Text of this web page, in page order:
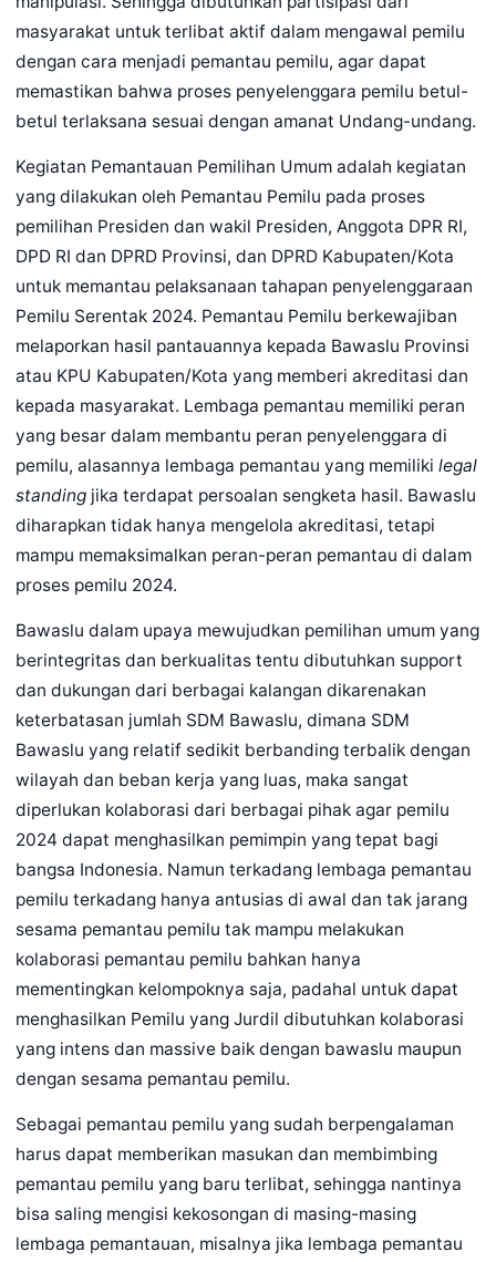
masyarakat untuk terlibat aktif dalam mengawal pemilu
dengan cara menjadi pemantau pemilu, agar dapat
memastikan bahwa proses penyelenggara pemilu betul-
betul terlaksana sesuai dengan amanat Undang-undang.
Kegiatan Pemantauan Pemilihan Umum adalah kegiatan
yang dilakukan oleh Pemantau Pemilu pada proses
pemilihan Presiden dan wakil Presiden, Anggota DPR RI,
DPD RI dan DPRD Provinsi, dan DPRD Kabupaten/Kota
untuk memantau pelaksanaan tahapan penyelenggaraan
Pemilu Serentak 2024. Pemantau Pemilu berkewajiban
melaporkan hasil pantauannya kepada Bawaslu Provinsi
atau KPU Kabupaten/Kota yang memberi akreditasi dan
kepada masyarakat. Lembaga pemantau memiliki peran
yang besar dalam membantu peran penyelenggara di
pemilu, alasannya lembaga pemantau yang memiliki legal
standing jika terdapat persoalan sengketa hasil. Bawaslu
diharapkan tidak hanya mengelola akreditasi, tetapi
mampu memaksimalkan peran-peran pemantau di dalam
proses pemilu 2024.
Bawaslu dalam upaya mewujudkan pemilihan umum yang
berintegritas dan berkualitas tentu dibutuhkan support
dan dukungan dari berbagai kalangan dikarenakan
keterbatasan jumlah SDM Bawaslu, dimana SDM
Bawaslu yang relatif sedikit berbanding terbalik dengan
wilayah dan beban kerja yang luas, maka sangat
diperlukan kolaborasi dari berbagai pihak agar pemilu
2024 dapat menghasilkan pemimpin yang tepat bagi
bangsa Indonesia. Namun terkadang lembaga pemantau
pemilu terkadang hanya antusias di awal dan tak jarang
sesama pemantau pemilu tak mampu melakukan
kolaborasi pemantau pemilu bahkan hanya
mementingkan kelompoknya saja, padahal untuk dapat
menghasilkan Pemilu yang Jurdil dibutuhkan kolaborasi
yang intens dan massive baik dengan bawaslu maupun
dengan sesama pemantau pemilu.
Sebagai pemantau pemilu yang sudah berpengalaman
harus dapat memberikan masukan dan membimbing
pemantau pemilu yang baru terlibat, sehingga nantinya
bisa saling mengisi kekosongan di masing-masing
lembaga pemantauan, misalnya jika lembaga pemantau